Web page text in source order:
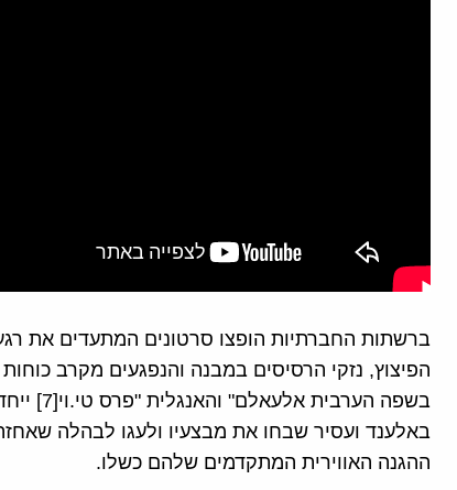
בשפה
באלענד ועסיר שבחו את מבצעיו ולעגו לבהלה
ההגנה האווירית המתקדמים שלהם כשלו.